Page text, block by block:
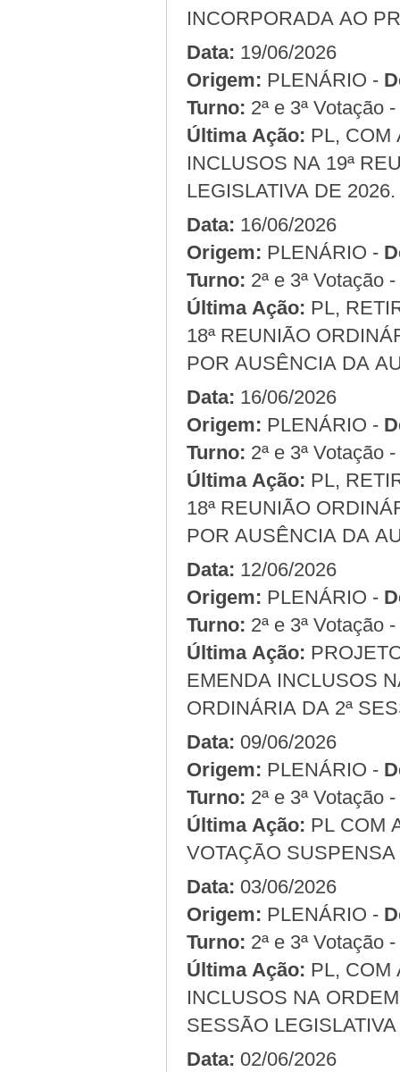
INCORPORADA AO
Data: 19/06/2026
Origem:
PLENÁRIO -
Turno:
2ª e 3ª Votação -
Última Ação: PL, COM
INCLUSOS NA 19ª
LEGISLATIVA DE 2026.
Data: 16/06/2026
Origem:
PLENÁRIO -
Turno:
2ª e 3ª Votação -
Última Ação: PL,
18ª REUNIÃO
POR AUSÊNCIA DA
Data: 16/06/2026
Origem:
PLENÁRIO -
Turno:
2ª e 3ª Votação -
Última Ação: PL,
18ª REUNIÃO
POR AUSÊNCIA DA
Data: 12/06/2026
Origem:
PLENÁRIO -
Turno:
2ª e 3ª Votação -
Última Ação:
EMENDA INCLUSOS
ORDINÁRIA DA 2ª
Data: 09/06/2026
Origem:
PLENÁRIO -
Turno:
2ª e 3ª Votação -
Última Ação: PL COM
VOTAÇÃO
Data: 03/06/2026
Origem:
PLENÁRIO -
Turno:
2ª e 3ª Votação -
Última Ação: PL, COM
INCLUSOS NA
SESSÃO
Data: 02/06/2026